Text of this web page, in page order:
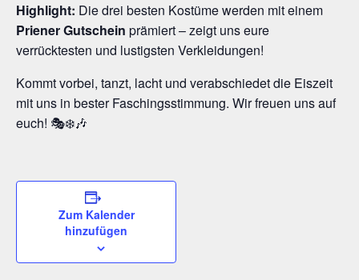
Highlight: Die drei besten Kostüme werden mit einem
Priener Gutschein prämiert – zeigt uns eure
verrücktesten und lustigsten Verkleidungen!
Kommt vorbei, tanzt, lacht und verabschiedet die Eiszeit
mit uns in bester Faschingsstimmung. Wir freuen uns auf
euch! 🎭❄️🎶
Zum Kalender
hinzufügen